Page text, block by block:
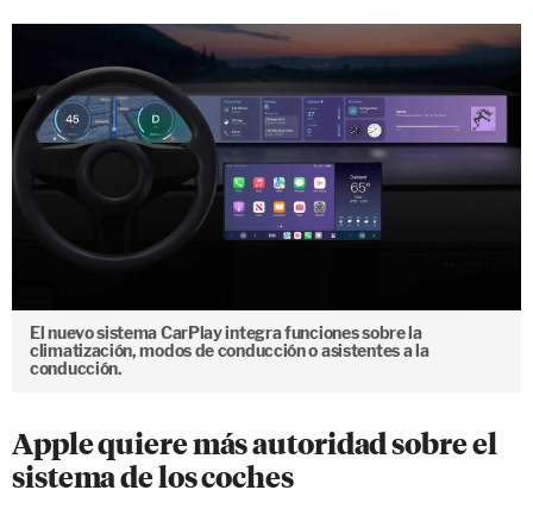
El nuevo sistema CarPlay integra funciones sobre la
climatización, modos de conducción o asistentes a la
conducción.
Apple quiere más autoridad sobre el
sistema de los coches